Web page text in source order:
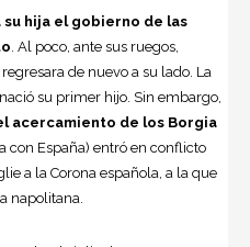
su hija el gobierno de las
. Al poco, ante sus ruegos,
de nuevo a su lado. La
su primer hijo. Sin embargo,
acercamiento de los Borgia
con España) entró en conflicto
a la Corona española, a la que
napolitana.